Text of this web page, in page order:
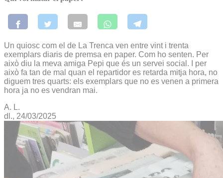
Un quiosc com el de La Trenca ven entre vint i trenta
exemplars diaris de premsa en paper. Com ho senten. Per
això diu la meva amiga Pepi que és un servei social. I per
això fa tan de mal quan el repartidor es retarda mitja hora, no
diguem tres quarts: els exemplars que no es venen a primera
hora ja no es vendran mai.
A. L.
dl., 24/03/2025